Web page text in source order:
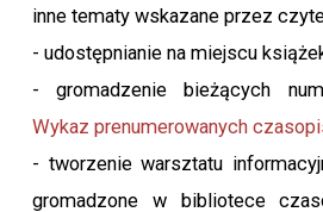
inne tematy wskazane przez
- udostępnianie na miejscu
- gromadzenie bieżących
Wykaz prenumerowanych
- tworzenie warsztatu
gromadzone w bibliotece